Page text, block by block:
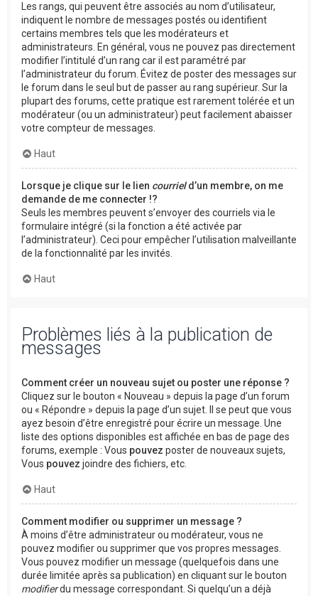
Les rangs, qui peuvent être associés au nom d’utilisateur,
indiquent le nombre de messages postés ou identifient
certains membres tels que les modérateurs et
administrateurs. En général, vous ne pouvez pas directement
modifier l’intitulé d’un rang car il est paramétré par
l’administrateur du forum. Évitez de poster des messages sur
le forum dans le seul but de passer au rang supérieur. Sur la
plupart des forums, cette pratique est rarement tolérée et un
modérateur (ou un administrateur) peut facilement abaisser
votre compteur de messages.
Haut
Lorsque je clique sur le lien courrield’un membre, on me
demande de me connecter !?
Seuls les membres peuvent s’envoyer des courriels via le
formulaire intégré (si la fonction a été activée par
l’administrateur). Ceci pour empêcher l’utilisation malveillante
de la fonctionnalité par les invités.
Haut
Problèmes liés à la publication de
messages
Comment créer un nouveau sujet ou poster une réponse ?
Cliquez sur le bouton « Nouveau » depuis la page d’un forum
ou « Répondre » depuis la page d’un sujet. Il se peut que vous
ayez besoin d’être enregistré pour écrire un message. Une
liste des options disponibles est affichée en bas de page des
forums, exemple : Vous pouvez poster de nouveaux sujets,
Vous pouvez joindre des fichiers, etc.
Haut
Comment modifier ou supprimer un message ?
À moins d’être administrateur ou modérateur, vous ne
pouvez modifier ou supprimer que vos propres messages.
Vous pouvez modifier un message (quelquefois dans une
durée limitée après sa publication) en cliquant sur le bouton
modifierdu message correspondant. Si quelqu’un a déjà